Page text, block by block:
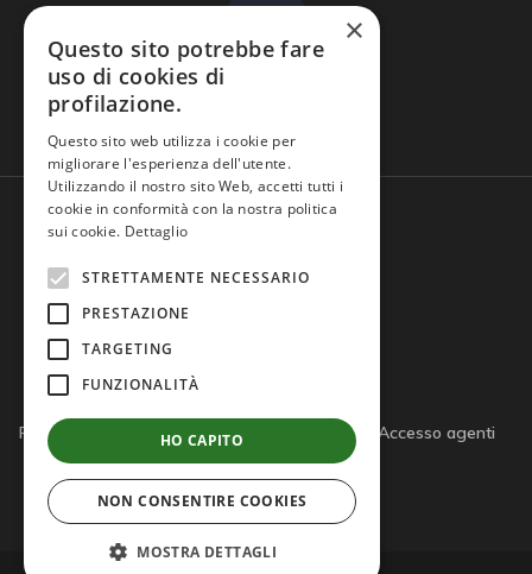
Domande frequenti
Privacy policy Cookie policy Note legali
Accesso agenti
×
Questo sito potrebbe fare
uso di cookies di
profilazione.
Questo sito web utilizza i cookie per
migliorare l'esperienza dell'utente.
Utilizzando il nostro sito Web, accetti tutti i
cookie in conformità con la nostra politica
sui cookie. Dettaglio
STRETTAMENTE NECESSARIO
PRESTAZIONE
TARGETING
FUNZIONALITÀ
HO CAPITO
NON CONSENTIRE COOKIES
MOSTRA DETTAGLI